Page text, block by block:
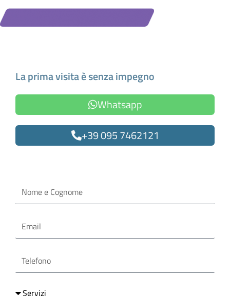
La prima visita è senza impegno
Whatsapp
+39 095 7462121
Cognome
Servizi